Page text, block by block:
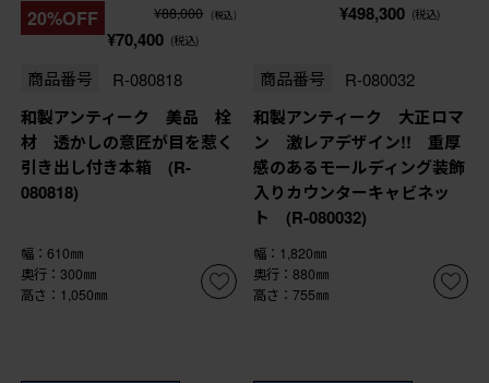
20%OFF ¥88,000 (税込)
¥70,400 (税込)
商品番号 R-080818
和製アンティーク 美品 栓
材 透かしの意匠が目を惹く
引き出し付き本箱 (R-
080818)
幅：610㎜
奥行：300㎜
高さ：1,050㎜
¥498,300 (税込)
商品番号 R-080032
和製アンティーク 大正ロマ
ン 激レアデザイン!! 重厚
感のあるモールディング装飾
入りカウンターキャビネッ
ト (R-080032)
幅：1,820㎜
奥行：880㎜
高さ：755㎜